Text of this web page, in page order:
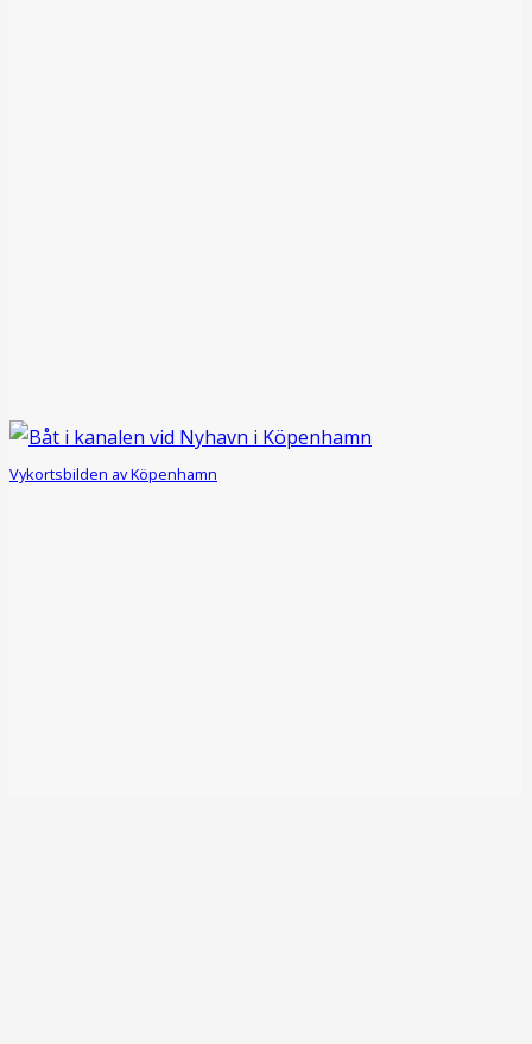
Vykortsbilden av Köpenhamn